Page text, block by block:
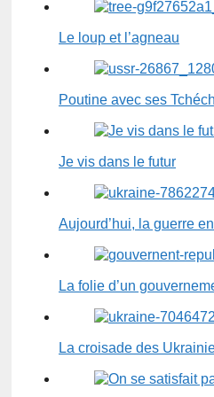
Le loup et l’agneau
Poutine avec ses
Je vis dans le futur
Aujourd’hui, la guerre
La folie d’un
La croisade des